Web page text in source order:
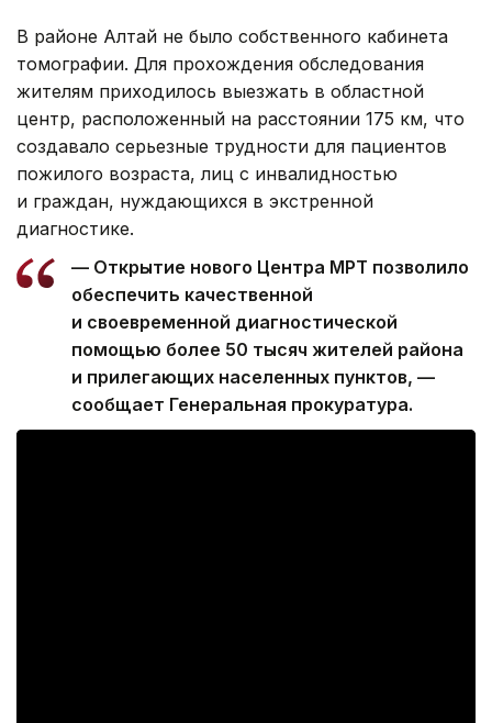
В районе Алтай не было собственного кабинета
томографии. Для прохождения обследования
жителям приходилось выезжать в областной
центр, расположенный на расстоянии 175 км, что
создавало серьезные трудности для пациентов
пожилого возраста, лиц с инвалидностью
и граждан, нуждающихся в экстренной
диагностике.
— Открытие нового Центра МРТ позволило
обеспечить качественной
и своевременной диагностической
помощью более 50 тысяч жителей района
и прилегающих населенных пунктов, —
сообщает Генеральная прокуратура.